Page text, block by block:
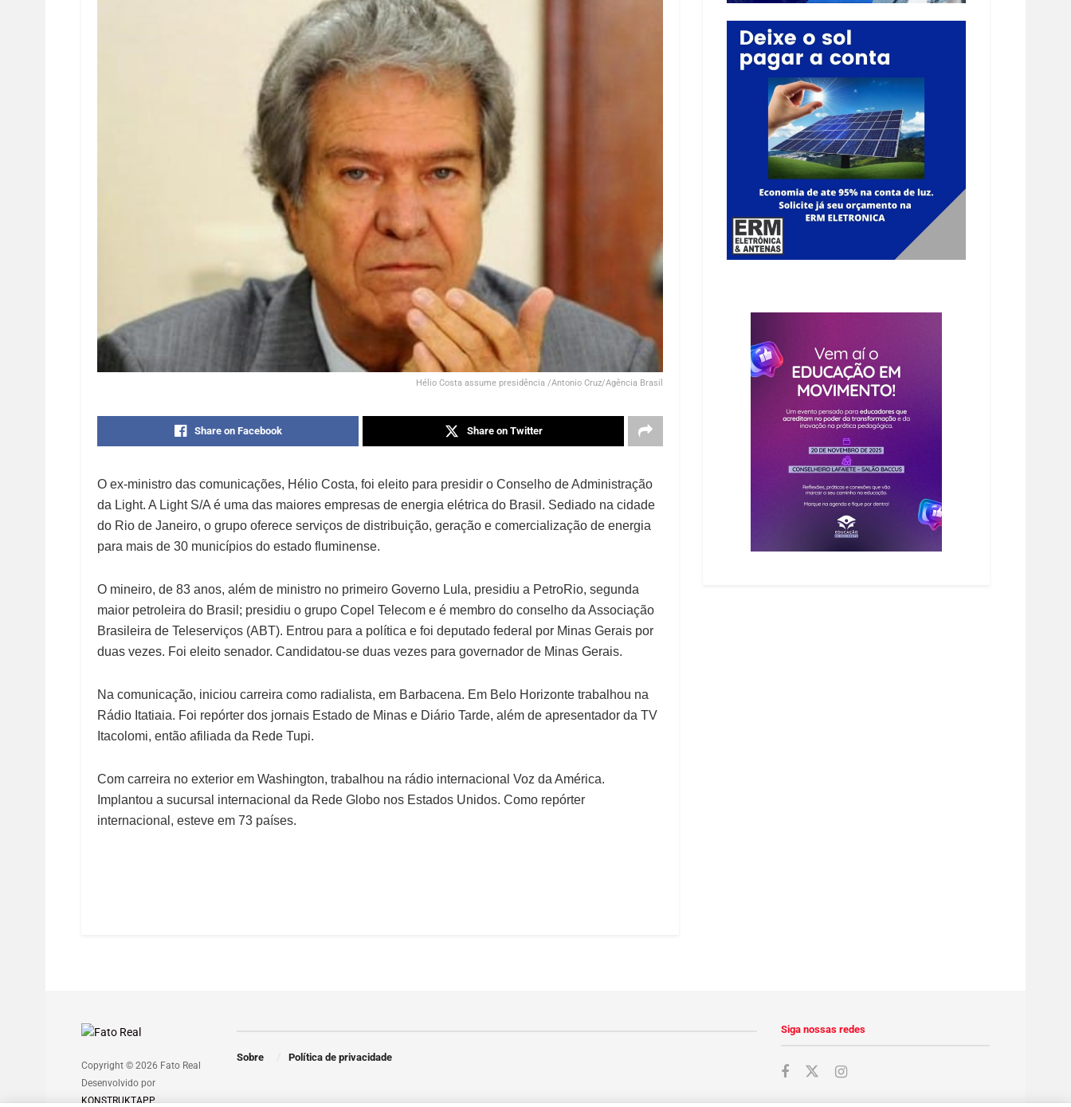
Hélio Costa assume presidência /Antonio Cruz/Agência Brasil
Share on Facebook Share on Twitter
O ex-ministro das comunicações, Hélio Costa, foi eleito para presidir o Conselho de Administração
da Light. A Light S/A é uma das maiores empresas de energia elétrica do Brasil. Sediado na cidade
do Rio de Janeiro, o grupo oferece serviços de distribuição, geração e comercialização de energia
para mais de 30 municípios do estado fluminense.
O mineiro, de 83 anos, além de ministro no primeiro Governo Lula, presidiu a PetroRio, segunda
maior petroleira do Brasil; presidiu o grupo Copel Telecom e é membro do conselho da Associação
Brasileira de Teleserviços (ABT). Entrou para a política e foi deputado federal por Minas Gerais por
duas vezes. Foi eleito senador. Candidatou-se duas vezes para governador de Minas Gerais.
Na comunicação, iniciou carreira como radialista, em Barbacena. Em Belo Horizonte trabalhou na
Rádio Itatiaia. Foi repórter dos jornais Estado de Minas e Diário Tarde, além de apresentador da TV
Itacolomi, então afiliada da Rede Tupi.
Com carreira no exterior em Washington, trabalhou na rádio internacional Voz da América.
Implantou a sucursal internacional da Rede Globo nos Estados Unidos. Como repórter
internacional, esteve em 73 países.
Copyright © 2026 Fato Real
Desenvolvido por
KONSTRUKTAPP.
Sobre Política de privacidade
Siga nossas redes